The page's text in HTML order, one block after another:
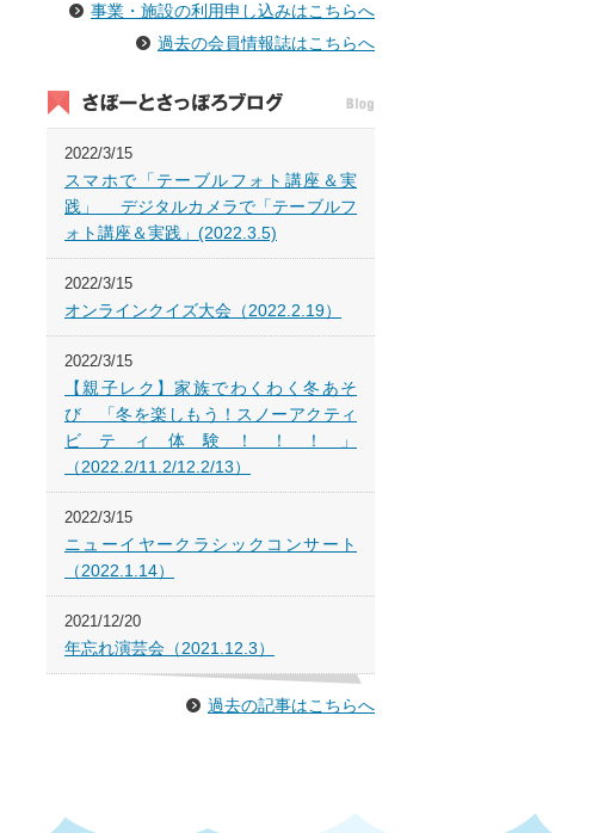
事業・施設の利用申し込みはこちらへ
過去の会員情報誌はこちらへ
2022/3/15
スマホで「テーブルフォト講座＆実
践」 デジタルカメラで「テーブルフ
ォト講座＆実践」(2022.3.5)
2022/3/15
オンラインクイズ大会（2022.2.19）
2022/3/15
【親子レク】家族でわくわく冬あそ
び 「冬を楽しもう！スノーアクティ
ビティ体験！！！」
（2022.2/11.2/12.2/13）
2022/3/15
ニューイヤークラシックコンサート
（2022.1.14）
2021/12/20
年忘れ演芸会（2021.12.3）
過去の記事はこちらへ